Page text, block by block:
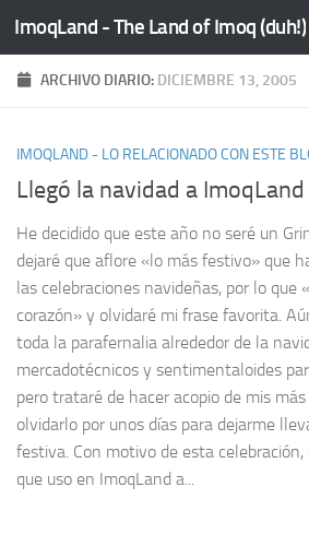
Saltar al contenido
ImoqLand - The Land of Imoq (duh!)
ARCHIVO DIARIO: DICIEMBRE 13, 2005
IMOQLAND - LO RELACIONADO CON ESTE
Llegó la navidad a ImoqLand
He decidido que este año no seré un
dejaré que aflore «lo más festivo» que
las celebraciones navideñas, por lo que
corazón» y olvidaré mi frase favorita.
toda la parafernalia alrededor de la
mercadotécnicos y sentimentaloides
pero trataré de hacer acopio de mis
olvidarlo por unos días para dejarme
festiva. Con motivo de esta
que uso en ImoqLand a...